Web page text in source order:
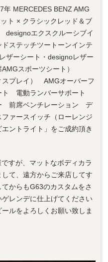
MERCEDES BENZ AMG
ト × クラシックレッド＆ブ
エクスクルーシブイ
ステッチツートーンインテ
ザーシート・designoレザー
AMGスポーツシート）
スプレイ） AMGオーバーフ
ト 電動ランバーサポート
前席ベンチレーション デ
ァースイッチ（ローレンジ
ントライト」をご成約頂き
すが、マットなボディカラ
て、遠方からご来店してす
からもG63のカスタムをさ
レンデに仕上げてください
ルをよろしくお願い致しま